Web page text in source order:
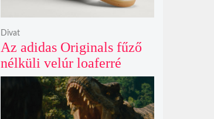
Az adidas Originals fűző
nélküli velúr loaferré
alakította a legendás
Handball Spezial modellt
Divat